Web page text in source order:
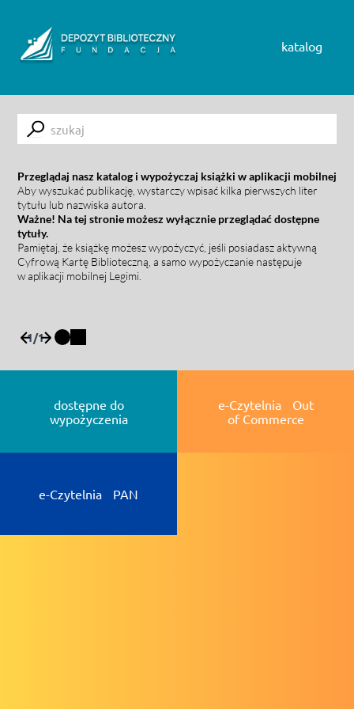
katalog
Submit
Przeglądaj nasz katalog i wypożyczaj książki w aplikacji mobilnej
Aby wyszukać publikację, wystarczy wpisać kilka pierwszych liter
tytułu lub nazwiska autora.
Ważne! Na tej stronie możesz wyłącznie przeglądać dostępne
tytuły.
Pamiętaj, że książkę możesz wypożyczyć, jeśli posiadasz aktywną
Cyfrową Kartę Biblioteczną, a samo wypożyczanie następuje
w aplikacji mobilnej Legimi.
1/1
dostępne do
wypożyczenia
e-Czytelnia Out
of Commerce
e-Czytelnia PAN